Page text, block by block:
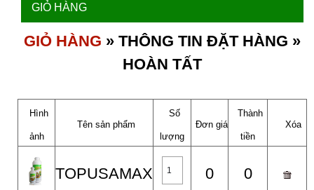
GIỎ HÀNG
GIỎ HÀNG » THÔNG TIN ĐẶT HÀNG »
HOÀN TẤT
Hình
ảnh
Tên sản phẩm
Số
lượng
Đơn giá
Thành
tiền
Xóa
TOPUSAMAX 0 0